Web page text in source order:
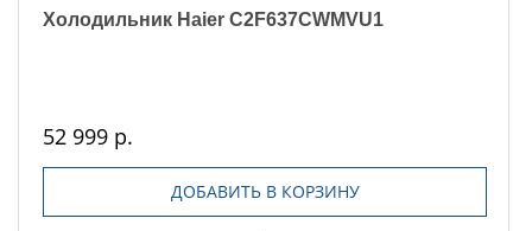
Холодильник Haier C2F637CWMVU1
52 999 р.
ДОБАВИТЬ В КОРЗИНУ